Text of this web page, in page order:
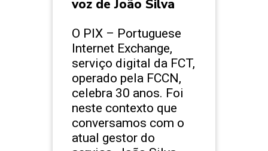
voz de João Silva
O PIX – Portuguese
Internet Exchange,
serviço digital da FCT,
operado pela FCCN,
celebra 30 anos. Foi
neste contexto que
conversamos com o
atual gestor do